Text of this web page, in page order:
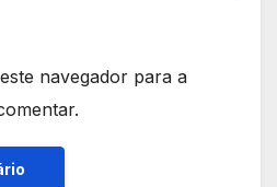
navegador para a